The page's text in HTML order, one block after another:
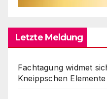
Letzte Meldung
Fachtagung widmet
Kneippschen Elemente